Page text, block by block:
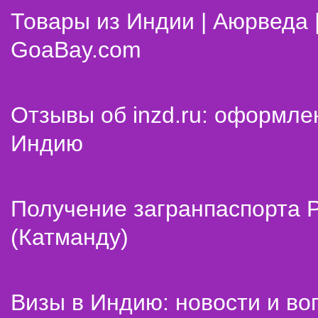
Товары из Индии | Аюрведа
GoaBay.com
Отзывы об inzd.ru:
Индию
Получение
(Катманду)
Визы в Индию: новости и